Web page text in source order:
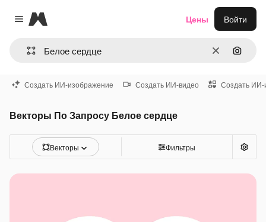
Close menu
Magnific
ОчиститьПоиск
Цены Войти
Создать ИИ-изображение Создать ИИ-видео Создать ИИ-
Векторы По Запросу Белое сердце
Векторы Фильтры